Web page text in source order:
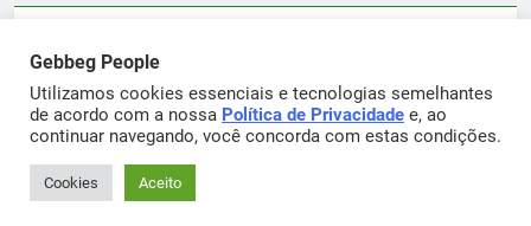
sortimentos@yahoo.com.br
Gebbeg Powered ByBlazeThemes.
Gebbeg People
Utilizamos cookies essenciais e tecnologias semelhantes
de acordo com a nossa Política de Privacidade e, ao
continuar navegando, você concorda com estas condições.
Cookies Aceito